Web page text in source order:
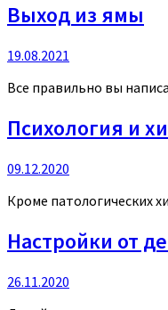
Выход из ямы
19.08.2021
Все правильно вы
Психология и
09.12.2020
Кроме патологических
Настройки от
26.11.2020